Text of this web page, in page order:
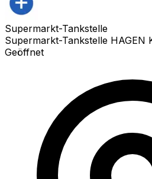
Supermarkt-Tankstelle
Supermarkt-Tankstelle HAGEN
Geöffnet